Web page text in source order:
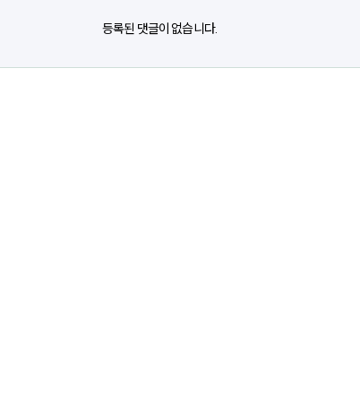
등록된 댓글이 없습니다.